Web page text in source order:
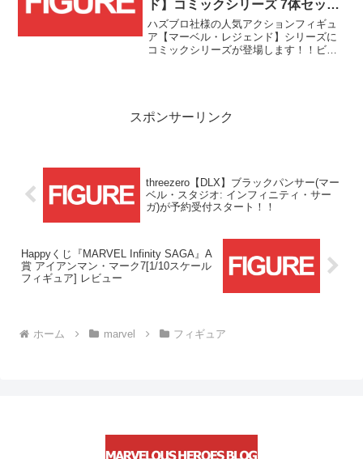
ド】コミックシリーズ 7体セット
が予約受付スタート！！
ハズブロ社様の人気アクションフィギュ
ア【マーベル・レジェンド】シリーズに
コミックシリーズが登場します！！ビル
スポンサーリンク
threezero【DLX】ブラックパンサー(マー
ベル・スタジオ: インフィニティ・サー
ガ)が予約受付スタート！！
Happyくじ『MARVEL Infinity SAGA』A
賞 アイアンマン・マーク7[1/10スケール
フィギュア] レビュー
ホーム marvel フィギュア